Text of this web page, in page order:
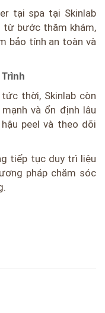
tại spa tại Skinlab
bước thăm khám,
bảo tính an toàn và
thời, Skinlab còn
và ổn định lâu
peel và theo dõi
tiếp tục duy trì liệu
pháp chăm sóc